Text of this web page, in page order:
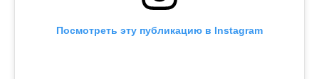
Посмотреть эту публикацию в Instagram